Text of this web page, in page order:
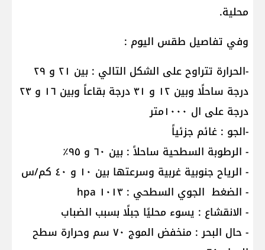
محلية.
وفي تفاصيل طقس اليوم :
-الحرارة تتراوح على الشكل التالي : بين ٢١ و ٢٩
درجة ساحلًا وبين ١٢ و ٣١ درجة بقاعاً وبين ١٦ و ٢٣
درجة على ال ١٠٠٠متر
-الجو : غائم جزئياً
- الرطوبة السطحية ساحلاً : بين ٦٠ و ٩٥٪
- الرياح جنوبية غربية وسرعتها بين ١٠ و ٤٠ كم/س
- الضغط الجوي السطحي : ١٠١٣ hpa
- الانقشاع : يسوء محليًا جبلًا بسبب الضباب
- حال البحر : منخفض الموج ٧٠ سم وحرارة سطح